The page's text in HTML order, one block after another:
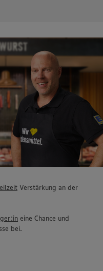
Verstärkung an der
eine Chance und
bei.